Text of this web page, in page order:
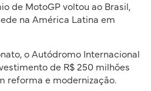
de MotoGP voltou ao Brasil,
na América Latina em
o Autódromo Internacional
de R$ 250 milhões
reforma e modernização.